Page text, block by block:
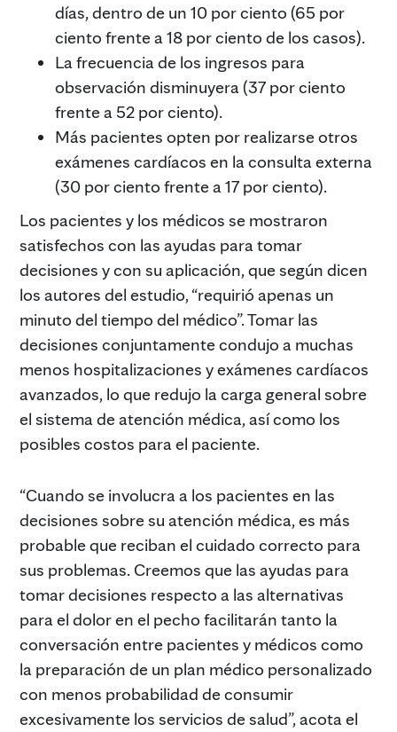
días, dentro de un 10 por ciento (65 por
ciento frente a 18 por ciento de los casos).
La frecuencia de los ingresos para
observación disminuyera (37 por ciento
frente a 52 por ciento).
Más pacientes opten por realizarse otros
exámenes cardíacos en la consulta externa
(30 por ciento frente a 17 por ciento).
Los pacientes y los médicos se mostraron
satisfechos con las ayudas para tomar
decisiones y con su aplicación, que según dicen
los autores del estudio, “requirió apenas un
minuto del tiempo del médico”. Tomar las
decisiones conjuntamente condujo a muchas
menos hospitalizaciones y exámenes cardíacos
avanzados, lo que redujo la carga general sobre
el sistema de atención médica, así como los
posibles costos para el paciente.
“Cuando se involucra a los pacientes en las
decisiones sobre su atención médica, es más
probable que reciban el cuidado correcto para
sus problemas. Creemos que las ayudas para
tomar decisiones respecto a las alternativas
para el dolor en el pecho facilitarán tanto la
conversación entre pacientes y médicos como
la preparación de un plan médico personalizado
con menos probabilidad de consumir
excesivamente los servicios de salud”, acota el